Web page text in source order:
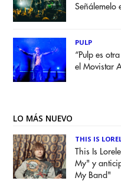
Señálemelo
PULP
“Pulp es
el Movistar
LO MÁS NUEVO
THIS IS
This Is
My" y
My Band"